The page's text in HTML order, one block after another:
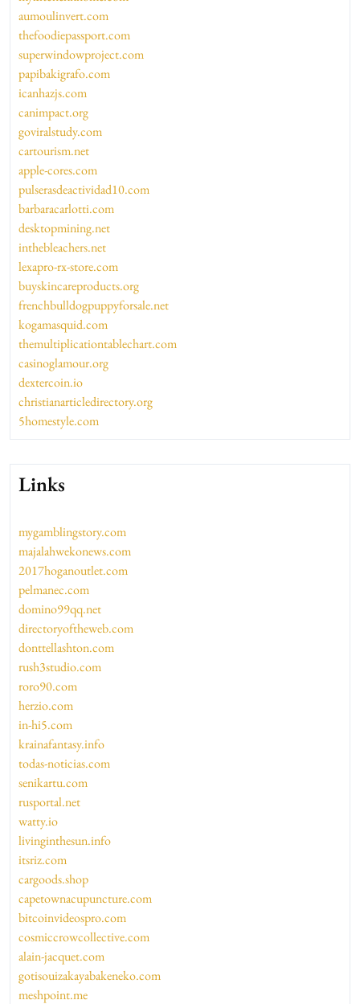
aumoulinvert.com
thefoodiepassport.com
superwindowproject.com
papibakigrafo.com
icanhazjs.com
canimpact.org
goviralstudy.com
cartourism.net
apple-cores.com
pulserasdeactividad10.com
barbaracarlotti.com
desktopmining.net
inthebleachers.net
lexapro-rx-store.com
buyskincareproducts.org
frenchbulldogpuppyforsale.net
kogamasquid.com
themultiplicationtablechart.com
casinoglamour.org
dextercoin.io
christianarticledirectory.org
5homestyle.com
Links
mygamblingstory.com
majalahwekonews.com
2017hoganoutlet.com
pelmanec.com
domino99qq.net
directoryoftheweb.com
donttellashton.com
rush3studio.com
roro90.com
herzio.com
in-hi5.com
krainafantasy.info
todas-noticias.com
senikartu.com
rusportal.net
watty.io
livinginthesun.info
itsriz.com
cargoods.shop
capetownacupuncture.com
bitcoinvideospro.com
cosmiccrowcollective.com
alain-jacquet.com
gotisouizakayabakeneko.com
meshpoint.me